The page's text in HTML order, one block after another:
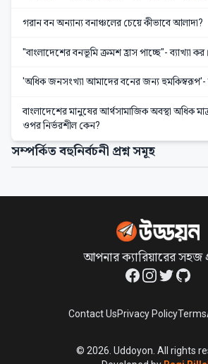
গরান বন অন্যান্য বনাঞ্চলের চেয়ে কীভাবে আলাদা?
"বাংলাদেশের বনভূমি ক্রমশ হ্রাস পাচ্ছে"- ব্যাখ্যা কর।
'অধিক জনসংখ্যা আমাদের বনের জন্য হুমকিস্বরূপ'-
বাংলাদেশের মানুষের আর্থসামাজিক অবস্থা অধিক
ওপর নির্ভরশীল কেন?
সম্পর্কিত বহুনির্বচনী প্রশ্ন সমূহ
আপনার ক্যারিয়ারের সহজ
Facebook
Instagram
Twitter
Contact UsPrivacy PolicyTerms
© 2026 . Uddoyon. All rights